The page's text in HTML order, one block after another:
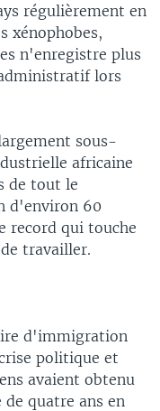
régulièrement en
xénophobes,
n'enregistre plus
lors
sous-
africaine
de tout le
d'environ 60
record qui touche
travailler.
d'immigration
politique et
avaient obtenu
quatre ans en